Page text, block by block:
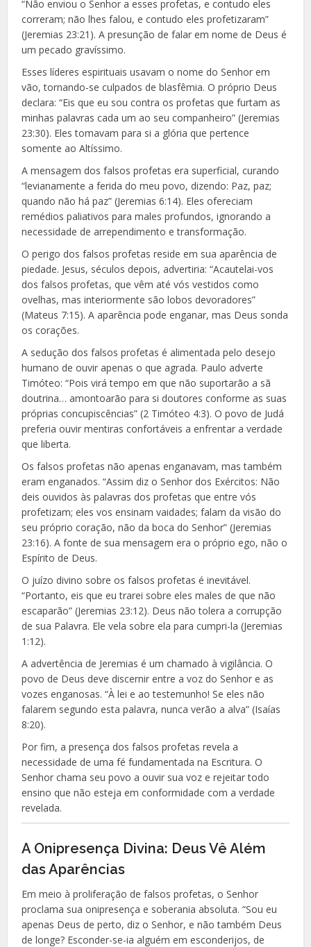
“Não enviou o Senhor a esses profetas, e contudo eles
correram; não lhes falou, e contudo eles profetizaram”
(Jeremias 23:21). A presunção de falar em nome de Deus é
um pecado gravíssimo.
Esses líderes espirituais usavam o nome do Senhor em
vão, tornando-se culpados de blasfêmia. O próprio Deus
declara: “Eis que eu sou contra os profetas que furtam as
minhas palavras cada um ao seu companheiro” (Jeremias
23:30). Eles tomavam para si a glória que pertence
somente ao Altíssimo.
A mensagem dos falsos profetas era superficial, curando
“levianamente a ferida do meu povo, dizendo: Paz, paz;
quando não há paz” (Jeremias 6:14). Eles ofereciam
remédios paliativos para males profundos, ignorando a
necessidade de arrependimento e transformação.
O perigo dos falsos profetas reside em sua aparência de
piedade. Jesus, séculos depois, advertiria: “Acautelai-vos
dos falsos profetas, que vêm até vós vestidos como
ovelhas, mas interiormente são lobos devoradores”
(Mateus 7:15). A aparência pode enganar, mas Deus sonda
os corações.
A sedução dos falsos profetas é alimentada pelo desejo
humano de ouvir apenas o que agrada. Paulo adverte
Timóteo: “Pois virá tempo em que não suportarão a sã
doutrina… amontoarão para si doutores conforme as suas
próprias concupiscências” (2 Timóteo 4:3). O povo de Judá
preferia ouvir mentiras confortáveis a enfrentar a verdade
que liberta.
Os falsos profetas não apenas enganavam, mas também
eram enganados. “Assim diz o Senhor dos Exércitos: Não
deis ouvidos às palavras dos profetas que entre vós
profetizam; eles vos ensinam vaidades; falam da visão do
seu próprio coração, não da boca do Senhor” (Jeremias
23:16). A fonte de sua mensagem era o próprio ego, não o
Espírito de Deus.
O juízo divino sobre os falsos profetas é inevitável.
“Portanto, eis que eu trarei sobre eles males de que não
escaparão” (Jeremias 23:12). Deus não tolera a corrupção
de sua Palavra. Ele vela sobre ela para cumpri-la (Jeremias
1:12).
A advertência de Jeremias é um chamado à vigilância. O
povo de Deus deve discernir entre a voz do Senhor e as
vozes enganosas. “À lei e ao testemunho! Se eles não
falarem segundo esta palavra, nunca verão a alva” (Isaías
8:20).
Por fim, a presença dos falsos profetas revela a
necessidade de uma fé fundamentada na Escritura. O
Senhor chama seu povo a ouvir sua voz e rejeitar todo
ensino que não esteja em conformidade com a verdade
revelada.
A Onipresença Divina: Deus Vê Além
das Aparências
Em meio à proliferação de falsos profetas, o Senhor
proclama sua onipresença e soberania absoluta. “Sou eu
apenas Deus de perto, diz o Senhor, e não também Deus
de longe? Esconder-se-ia alguém em esconderijos, de